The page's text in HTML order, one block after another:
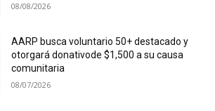
08/08/2026
AARP busca voluntario 50+ destacado y
otorgará donativode $1,500 a su causa
comunitaria
08/07/2026